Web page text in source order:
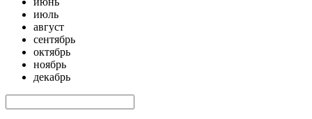
июль
август
сентябрь
октябрь
ноябрь
декабрь